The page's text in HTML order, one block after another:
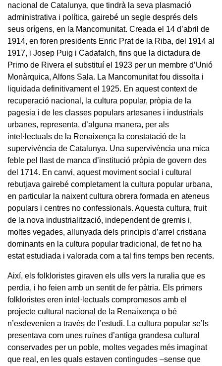
nacional de Catalunya, que tindrà la seva plasmació
administrativa i política, gairebé un segle després dels
seus orígens, en la Mancomunitat. Creada el 14 d’abril de
1914, en foren presidents Enric Prat de la Riba, del 1914 al
1917, i Josep Puig i Cadafalch, fins que la dictadura de
Primo de Rivera el substituí el 1923 per un membre d’Unió
Monàrquica, Alfons Sala. La Mancomunitat fou dissolta i
liquidada definitivament el 1925. En aquest context de
recuperació nacional, la cultura popular, pròpia de la
pagesia i de les classes populars artesanes i industrials
urbanes, representa, d’alguna manera, per als
intel·lectuals de la Renaixença la constatació de la
supervivència de Catalunya. Una supervivència una mica
feble pel llast de manca d’institució pròpia de govern des
del 1714. En canvi, aquest moviment social i cultural
rebutjava gairebé completament la cultura popular urbana,
en particular la naixent cultura obrera formada en ateneus
populars i centres no confessionals. Aquesta cultura, fruit
de la nova industrialització, independent de gremis i,
moltes vegades, allunyada dels principis d’arrel cristiana
dominants en la cultura popular tradicional, de fet no ha
estat estudiada i valorada com a tal fins temps ben recents.
Així, els folkloristes giraven els ulls vers la ruralia que es
perdia, i ho feien amb un sentit de fer pàtria. Els primers
folkloristes eren intel·lectuals compromesos amb el
projecte cultural nacional de la Renaixença o bé
n’esdevenien a través de l’estudi. La cultura popular se’ls
presentava com unes ruïnes d’antiga grandesa cultural
conservades per un poble, moltes vegades més imaginat
que real, en les quals estaven contingudes –sense que